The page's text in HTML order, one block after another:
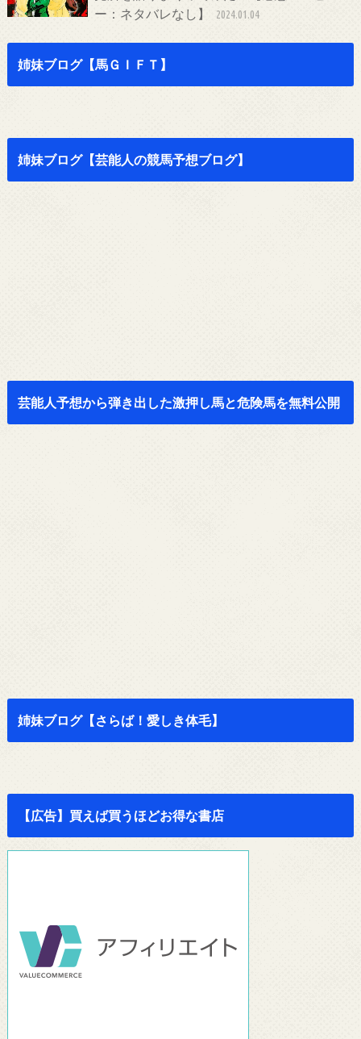
ー：ネタバレなし】
2024.01.04
姉妹ブログ【馬ＧＩＦＴ】
姉妹ブログ【芸能人の競馬予想ブログ】
芸能人予想から弾き出した激押し馬と危険馬を無料公開
姉妹ブログ【さらば！愛しき体毛】
【広告】買えば買うほどお得な書店